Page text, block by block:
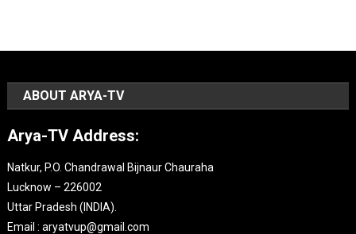
ABOUT ARYA-TV
Arya-TV Address:
Natkur, P.O. Chandrawal Bijnaur Chauraha
Lucknow – 226002
Uttar Pradesh (INDIA).
Email : aryatvup@gmail.com